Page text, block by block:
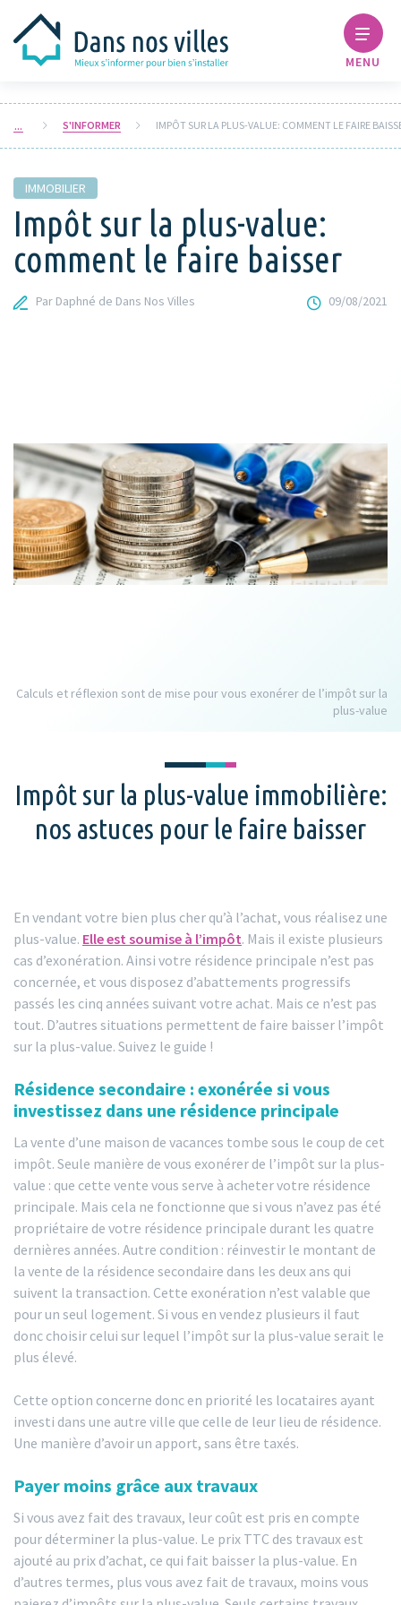
MENU
S'INFORMER IMPÔT SUR LA PLUS-VALUE: COMMENT LE FAIRE
IMMOBILIER
Impôt sur la plus-value:
comment le faire baisser
Par Daphné de Dans Nos Villes 09/08/2021
Calculs et réflexion sont de mise pour vous exonérer de l’impôt sur la
plus-value
Impôt sur la plus-value immobilière:
nos astuces pour le faire baisser
En vendant votre bien plus cher qu’à l’achat, vous réalisez une
plus-value. Elle est soumise à l’impôt. Mais il existe plusieurs
cas d’exonération. Ainsi votre résidence principale n’est pas
concernée, et vous disposez d’abattements progressifs
passés les cinq années suivant votre achat. Mais ce n’est pas
tout. D’autres situations permettent de faire baisser l’impôt
sur la plus-value. Suivez le guide !
Résidence secondaire : exonérée si vous
investissez dans une résidence principale
La vente d’une maison de vacances tombe sous le coup de cet
impôt. Seule manière de vous exonérer de l’impôt sur la plus-
value : que cette vente vous serve à acheter votre résidence
principale. Mais cela ne fonctionne que si vous n’avez pas été
propriétaire de votre résidence principale durant les quatre
dernières années. Autre condition : réinvestir le montant de
la vente de la résidence secondaire dans les deux ans qui
suivent la transaction. Cette exonération n’est valable que
pour un seul logement. Si vous en vendez plusieurs il faut
donc choisir celui sur lequel l’impôt sur la plus-value serait le
plus élevé.
Cette option concerne donc en priorité les locataires ayant
investi dans une autre ville que celle de leur lieu de résidence.
Une manière d’avoir un apport, sans être taxés.
Payer moins grâce aux travaux
Si vous avez fait des travaux, leur coût est pris en compte
pour déterminer la plus-value. Le prix TTC des travaux est
ajouté au prix d’achat, ce qui fait baisser la plus-value. En
d’autres termes, plus vous avez fait de travaux, moins vous